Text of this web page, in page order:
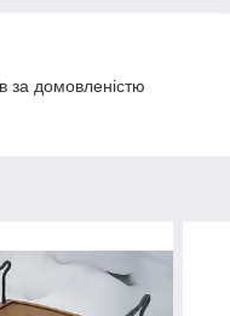
за домовленістю